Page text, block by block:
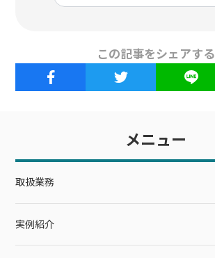
この記事をシェアする
メニュー
取扱業務
実例紹介